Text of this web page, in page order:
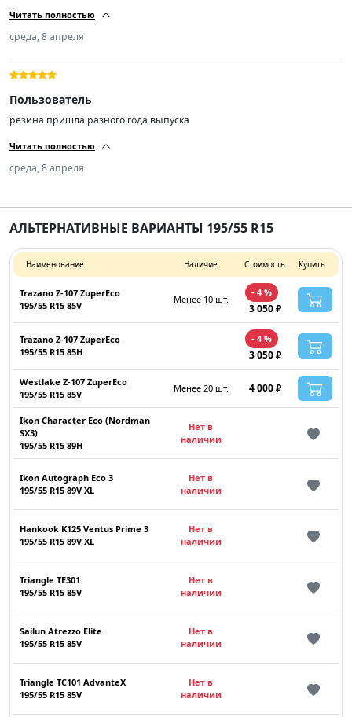
Читать полностью
среда, 8 апреля
Пользователь
резина пришла разного года выпуска
Читать полностью
среда, 8 апреля
АЛЬТЕРНАТИВНЫЕ ВАРИАНТЫ 195/55 R15
Наименование Наличие Стоимость Купить
Trazano Z-107 ZuperEco
195/55 R15 85V
Менее 10 шт.
- 4 %
3 050 ₽
Trazano Z-107 ZuperEco
195/55 R15 85H
- 4 %
3 050 ₽
Westlake Z-107 ZuperEco
195/55 R15 85V
Менее 20 шт. 4 000 ₽
Ikon Character Eco (Nordman
SX3)
195/55 R15 89H
Нет в
наличии
Ikon Autograph Eco 3
195/55 R15 89V XL
Нет в
наличии
Hankook K125 Ventus Prime 3
195/55 R15 89V XL
Нет в
наличии
Triangle TE301
195/55 R15 85V
Нет в
наличии
Sailun Atrezzo Elite
195/55 R15 85V
Нет в
наличии
Triangle TC101 AdvanteX
195/55 R15 85V
Нет в
наличии